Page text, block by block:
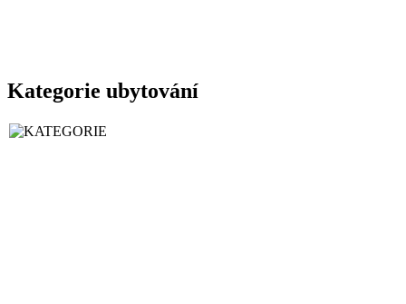
Kategorie ubytování